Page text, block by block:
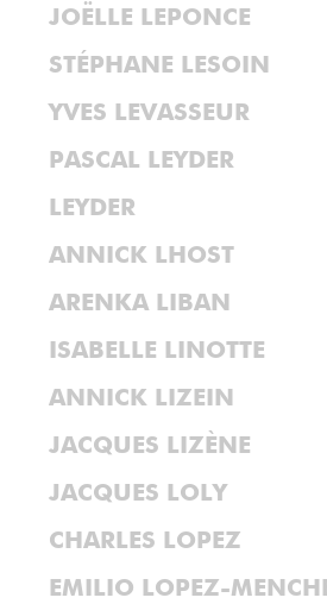
JOËLLE LEPONCE
STÉPHANE LESOIN
YVES LEVASSEUR
PASCAL LEYDER
LEYDER
ANNICK LHOST
ARENKA LIBAN
ISABELLE LINOTTE
ANNICK LIZEIN
JACQUES LIZÈNE
JACQUES LOLY
CHARLES LOPEZ
EMILIO LOPEZ-